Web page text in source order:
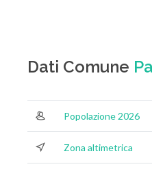
Dati Comune
Popolazione 2026
Zona altimetrica